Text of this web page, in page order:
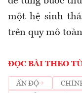
một hệ sinh
trên quy mô
ĐỌC BÀI THEO
ẤN ĐỘ